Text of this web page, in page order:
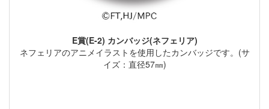
E賞(E-2) カンバッジ(ネフェリア)
ネフェリアのアニメイラストを使用したカンバッジです。(サ
イズ：直径57㎜)